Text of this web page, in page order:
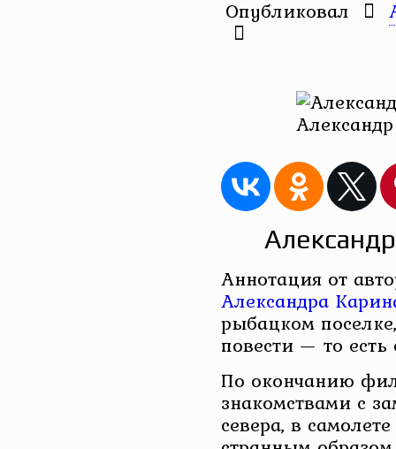
Опубликовал
Аннотация от
Александра
рыбацком
повести — то есть
По окончанию
знакомствами с
севера, в